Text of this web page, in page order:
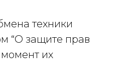
техники
“О защите прав
их